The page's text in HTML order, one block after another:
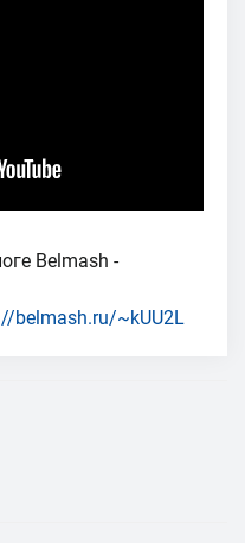
Belmash -
belmash.ru/~kUU2L